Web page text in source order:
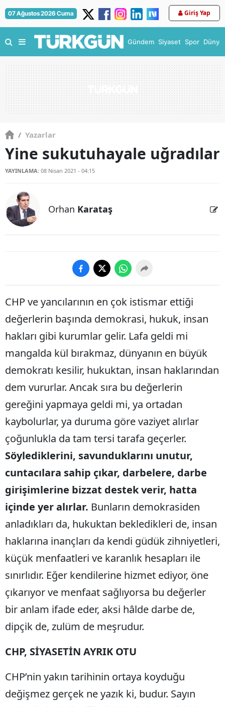
07 Ağustos 2026 Cuma Giriş Yap
Gündem Siyaset Spor Dünya
/ Yazarlar
Yine sukutuhayale uğradılar
YAYINLAMA: 08 Nisan 2021 - 04:15
Orhan Karataş
CHP ve yancılarının en çok istismar ettiği
değerlerin başında demokrasi, hukuk, insan
hakları gibi kurumlar gelir. Lafa geldi mi
mangalda kül bırakmaz, dünyanın en büyük
demokratı kesilir, hukuktan, insan haklarından
dem vururlar. Ancak sıra bu değerlerin
gereğini yapmaya geldi mi, ya ortadan
kaybolurlar, ya duruma göre vaziyet alırlar
çoğunlukla da tam tersi tarafa geçerler.
Söylediklerini, savunduklarını unutur,
cuntacılara sahip çıkar, darbelere, darbe
girişimlerine bizzat destek verir, hatta
içinde yer alırlar. Bunların demokrasiden
anladıkları da, hukuktan bekledikleri de, insan
haklarına inançları da kendi güdük zihniyetleri,
küçük menfaatleri ve karanlık hesapları ile
sınırlıdır. Eğer kendilerine hizmet ediyor, öne
çıkarıyor ve menfaat sağlıyorsa bu değerler
bir anlam ifade eder, aksi hâlde darbe de,
dipçik de, zulüm de meşrudur.
CHP, SİYASETİN AYRIK OTU
CHP’nin yakın tarihinin ortaya koyduğu
değişmez gerçek ne yazık ki, budur. Sayın